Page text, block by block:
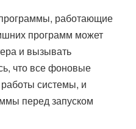
работающие
программ может
и вызывать
что все фоновые
системы, и
перед запуском